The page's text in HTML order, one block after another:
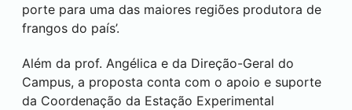
porte para uma das maiores regiões produtora de
frangos do país’.
Além da prof. Angélica e da Direção-Geral do
Campus, a proposta conta com o apoio e suporte
da Coordenação da Estação Experimental